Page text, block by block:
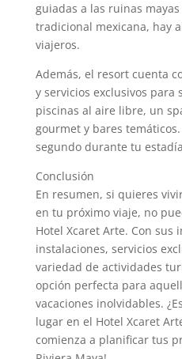
guiadas a las ruinas
tradicional mexicana, hay
viajeros.
Además, el resort cuenta
y servicios exclusivos para
piscinas al aire libre, un
gourmet y bares
segundo durante tu
Conclusión
En resumen, si quieres
en tu próximo viaje, no
Hotel Xcaret Arte. Con sus
instalaciones, servicios
variedad de actividades
opción perfecta para
vacaciones inolvidables.
lugar en el Hotel Xcaret
comienza a planificar tus